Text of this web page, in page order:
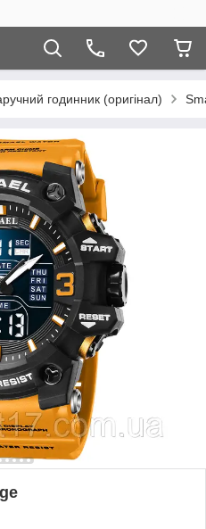
годинник (оригінал)